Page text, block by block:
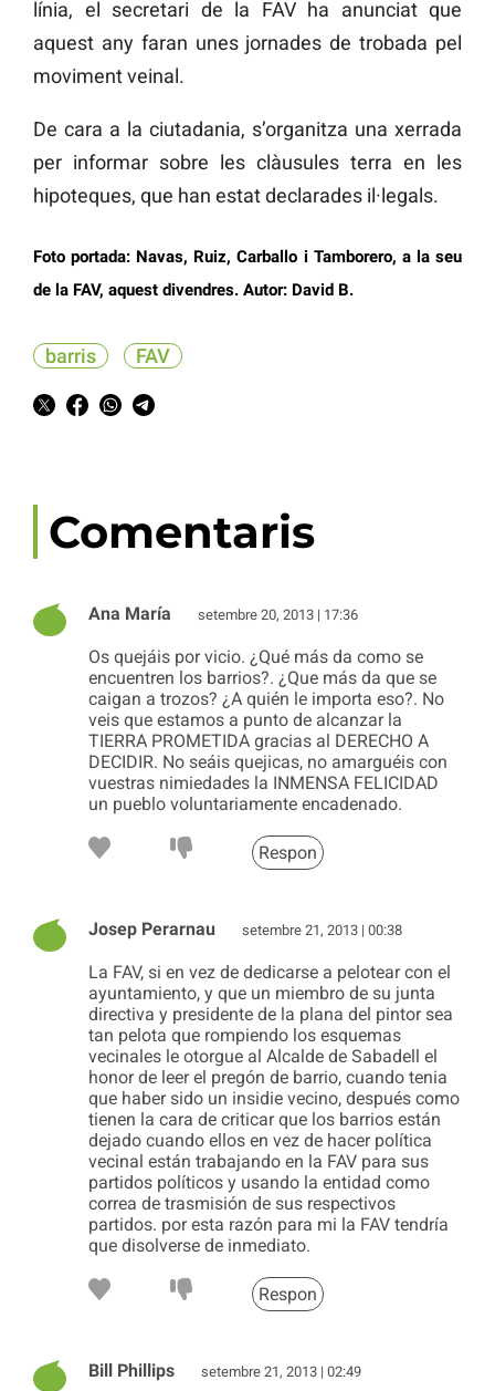
línia, el secretari de la FAV ha anunciat que
aquest any faran unes jornades de trobada pel
moviment veinal.
De cara a la ciutadania, s’organitza una xerrada
per informar sobre les clàusules terra en les
hipoteques, que han estat declarades il·legals.
Foto portada: Navas, Ruiz, Carballo i Tamborero, a la seu
de la FAV, aquest divendres. Autor: David B.
barris FAV
Comentaris
Ana María setembre 20, 2013 | 17:36
Os quejáis por vicio. ¿Qué más da como se
encuentren los barrios?. ¿Que más da que se
caigan a trozos? ¿A quién le importa eso?. No
veis que estamos a punto de alcanzar la
TIERRA PROMETIDA gracias al DERECHO A
DECIDIR. No seáis quejicas, no amarguéis con
vuestras nimiedades la INMENSA FELICIDAD
un pueblo voluntariamente encadenado.
Respon
Josep Perarnau setembre 21, 2013 | 00:38
La FAV, si en vez de dedicarse a pelotear con el
ayuntamiento, y que un miembro de su junta
directiva y presidente de la plana del pintor sea
tan pelota que rompiendo los esquemas
vecinales le otorgue al Alcalde de Sabadell el
honor de leer el pregón de barrio, cuando tenia
que haber sido un insidie vecino, después como
tienen la cara de criticar que los barrios están
dejado cuando ellos en vez de hacer política
vecinal están trabajando en la FAV para sus
partidos políticos y usando la entidad como
correa de trasmisión de sus respectivos
partidos. por esta razón para mi la FAV tendría
que disolverse de inmediato.
Respon
Bill Phillips setembre 21, 2013 | 02:49